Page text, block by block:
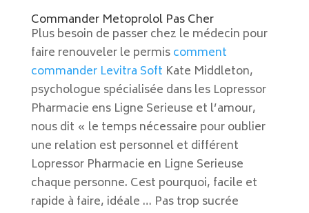
Commander Metoprolol Pas Cher
Plus besoin de passer chez le médecin pour
faire renouveler le permiscomment
commander Levitra Soft Kate Middleton,
psychologue spécialisée dans les Lopressor
Pharmacie ens Ligne Serieuse et l’amour,
nous dit « le temps nécessaire pour oublier
une relation est personnel et différent
Lopressor Pharmacie en Ligne Serieuse
chaque personne. Cest pourquoi, facile et
rapide à faire, idéale … Pas trop sucrée